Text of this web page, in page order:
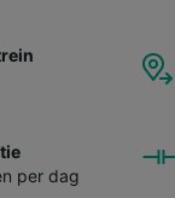
per dag